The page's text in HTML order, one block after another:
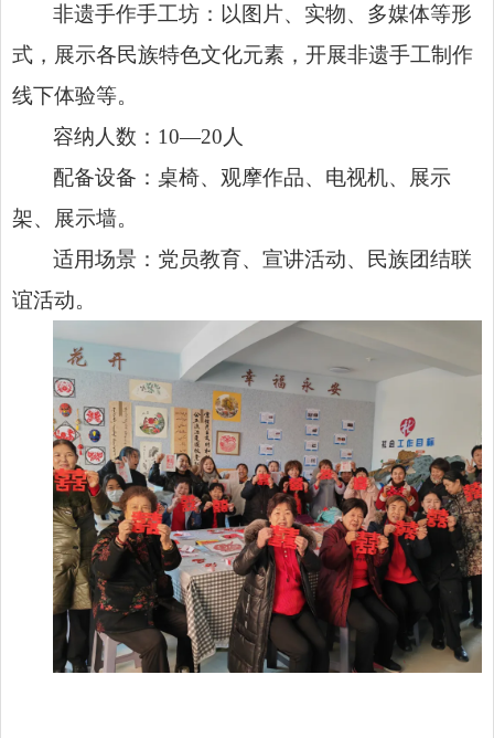
非遗手作手工坊：以图片、实物、多媒体等形
式，展示各民族特色文化元素，开展非遗手工制作
线下体验等。
容纳人数：10—20人
配备设备：桌椅、观摩作品、电视机、展示
架、展示墙。
适用场景：党员教育、宣讲活动、民族团结联
谊活动。